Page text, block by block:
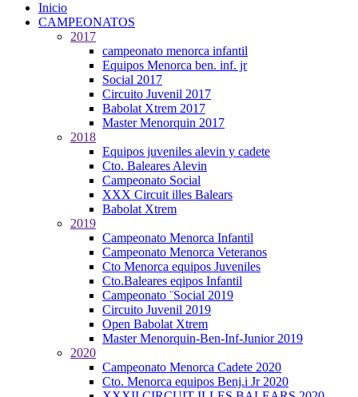
Inicio
CAMPEONATOS
2017
campeonato menorca infantil
Equipos Menorca ben. inf. jr
Social 2017
Circuito Juvenil 2017
Babolat Xtrem 2017
Master Menorquin 2017
2018
Equipos juveniles alevin y cadete
Cto. Baleares Alevin
Campeonato Social
XXX Circuit illes Balears
Babolat Xtrem
2019
Campeonato Menorca Infantil
Campeonato Menorca Veteranos
Cto Menorca equipos Juveniles
Cto.Baleares eqipos Infantil
Campeonato ¨Social 2019
Circuito Juvenil 2019
Open Babolat Xtrem
Master Menorquin-Ben-Inf-Junior 2019
2020
Campeonato Menorca Cadete 2020
Cto. Menorca equipos Benj.i Jr 2020